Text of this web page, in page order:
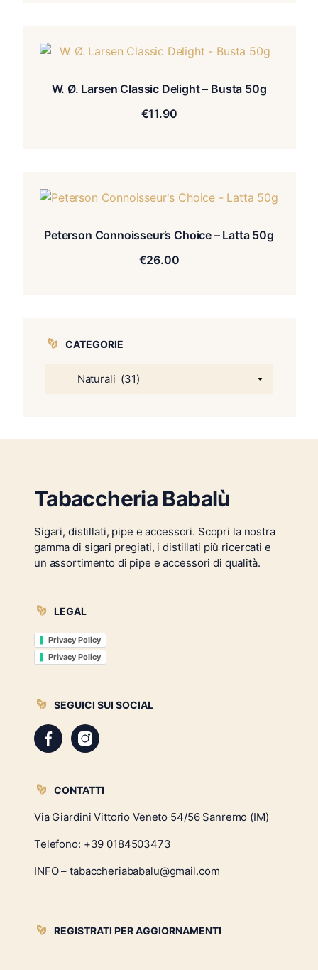
W. Ø. Larsen Classic Delight – Busta 50g
€11.90
Peterson Connoisseur’s Choice – Latta 50g
€26.00
CATEGORIE
Tabaccheria Babalù
Sigari, distillati, pipe e accessori. Scopri la nostra
gamma di sigari pregiati, i distillati più ricercati e
un assortimento di pipe e accessori di qualità.
LEGAL
Privacy Policy
Privacy Policy
SEGUICI SUI SOCIAL
CONTATTI
Via Giardini Vittorio Veneto 54/56 Sanremo (IM)
Telefono: +39 0184503473
INFO – tabaccheriababalu@gmail.com
REGISTRATI PER AGGIORNAMENTI